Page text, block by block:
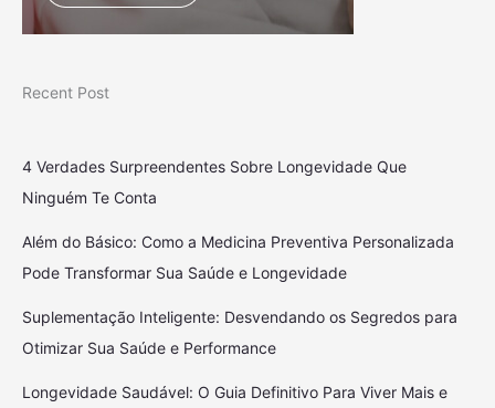
Recent Post
4 Verdades Surpreendentes Sobre Longevidade Que
Ninguém Te Conta
Além do Básico: Como a Medicina Preventiva Personalizada
Pode Transformar Sua Saúde e Longevidade
Suplementação Inteligente: Desvendando os Segredos para
Otimizar Sua Saúde e Performance
Longevidade Saudável: O Guia Definitivo Para Viver Mais e